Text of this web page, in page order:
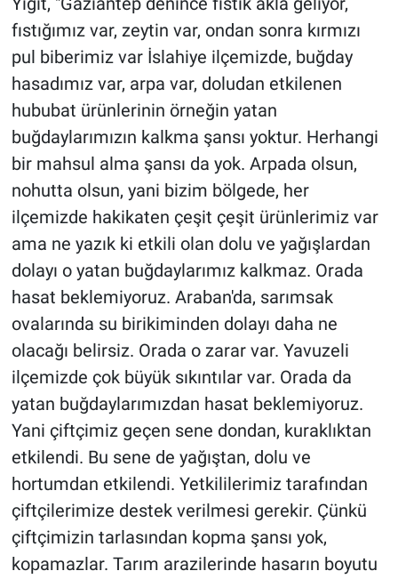
fıstığımız var, zeytin var, ondan sonra kırmızı
pul biberimiz var İslahiye ilçemizde, buğday
hasadımız var, arpa var, doludan etkilenen
hububat ürünlerinin örneğin yatan
buğdaylarımızın kalkma şansı yoktur. Herhangi
bir mahsul alma şansı da yok. Arpada olsun,
nohutta olsun, yani bizim bölgede, her
ilçemizde hakikaten çeşit çeşit ürünlerimiz var
ama ne yazık ki etkili olan dolu ve yağışlardan
dolayı o yatan buğdaylarımız kalkmaz. Orada
hasat beklemiyoruz. Araban'da, sarımsak
ovalarında su birikiminden dolayı daha ne
olacağı belirsiz. Orada o zarar var. Yavuzeli
ilçemizde çok büyük sıkıntılar var. Orada da
yatan buğdaylarımızdan hasat beklemiyoruz.
Yani çiftçimiz geçen sene dondan, kuraklıktan
etkilendi. Bu sene de yağıştan, dolu ve
hortumdan etkilendi. Yetkililerimiz tarafından
çiftçilerimize destek verilmesi gerekir. Çünkü
çiftçimizin tarlasından kopma şansı yok,
kopamazlar. Tarım arazilerinde hasarın boyutu